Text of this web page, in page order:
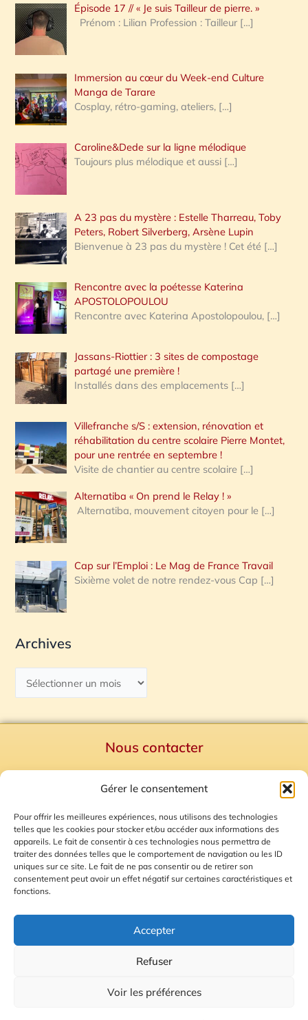
Gérer le consentement
Pour offrir les meilleures expériences, nous utilisons des technologies
telles que les cookies pour stocker et/ou accéder aux informations des
appareils. Le fait de consentir à ces technologies nous permettra de
traiter des données telles que le comportement de navigation ou les ID
uniques sur ce site. Le fait de ne pas consentir ou de retirer son
consentement peut avoir un effet négatif sur certaines caractéristiques et
fonctions.
Accepter
Refuser
Voir les préférences
h
e
:
Épisode 17 // « Je suis Tailleur de pierre. »
Prénom : Lilian Profession : Tailleur […]
Immersion au cœur du Week-end Culture
Manga de Tarare
Cosplay, rétro-gaming, ateliers, […]
Caroline&Dede sur la ligne mélodique
Toujours plus mélodique et aussi […]
A 23 pas du mystère : Estelle Tharreau, Toby
Peters, Robert Silverberg, Arsène Lupin
Bienvenue à 23 pas du mystère ! Cet été […]
Rencontre avec la poétesse Katerina
APOSTOLOPOULOU
Rencontre avec Katerina Apostolopoulou, […]
Jassans-Riottier : 3 sites de compostage
partagé une première !
Installés dans des emplacements […]
Villefranche s/S : extension, rénovation et
réhabilitation du centre scolaire Pierre Montet,
pour une rentrée en septembre !
Visite de chantier au centre scolaire […]
Alternatiba « On prend le Relay ! »
Alternatiba, mouvement citoyen pour le […]
Cap sur l’Emploi : Le Mag de France Travail
Sixième volet de notre rendez-vous Cap […]
Archives
Nous contacter
Mentions Légales
Plan du site
Gestion des Cookies
© 2026 Radio Calade